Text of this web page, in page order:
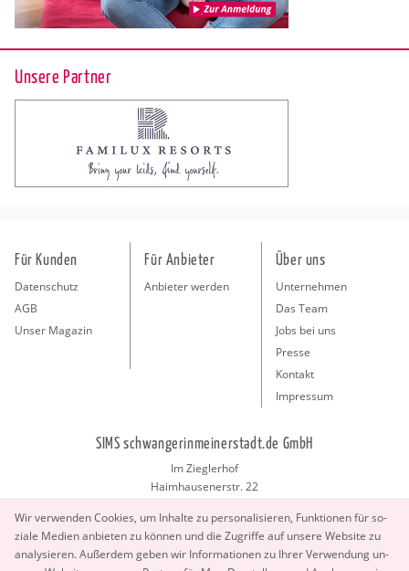
Unsere Partner
Wir ver­wen­den Coo­kies, um In­hal­te zu per­so­na­li­sie­ren, Funk­tio­nen für so­
zia­le Me­di­en an­bie­ten zu kön­nen und die Zu­grif­fe auf un­se­re Web­site zu
ana­ly­sie­ren. Au­ßer­dem geben wir In­for­ma­tio­nen zu Ihrer Ver­wen­dung un­
Für Kunden
Datenschutz
AGB
Unser Magazin
Für Anbieter
Anbieter werden
Über uns
Unternehmen
Das Team
Jobs bei uns
Presse
Kontakt
Impressum
SIMS schwangerinmeinerstadt.de GmbH
Im Zieglerhof
Haimhausenerstr. 22
info@schwangerinmeinerstadt.de